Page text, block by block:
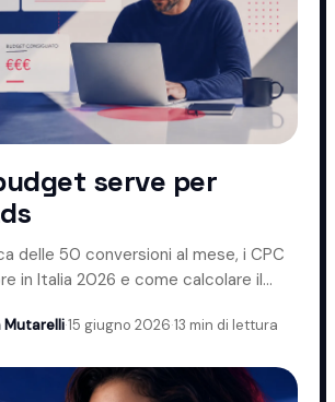
serve per
delle 50 conversioni al mese, i CPC
in Italia 2026 e come calcolare il
Mutarelli·15 giugno 2026·13 min di lettura